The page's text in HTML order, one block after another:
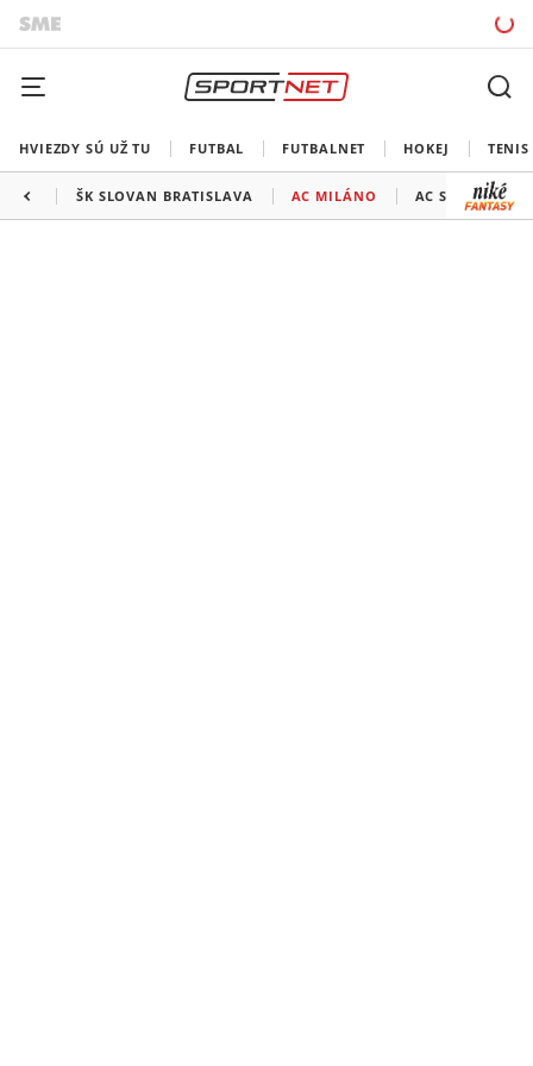
HVIEZDY SÚ UŽ TU FUTBAL FUTBALNET HOKEJ TENIS
ŠK SLOVAN BRATISLAVA AC MILÁNO AC SPARTA